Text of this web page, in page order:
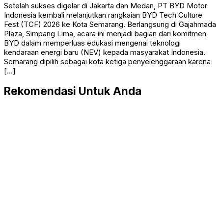
Setelah sukses digelar di Jakarta dan Medan, PT BYD Motor
Indonesia kembali melanjutkan rangkaian BYD Tech Culture
Fest (TCF) 2026 ke Kota Semarang. Berlangsung di Gajahmada
Plaza, Simpang Lima, acara ini menjadi bagian dari komitmen
BYD dalam memperluas edukasi mengenai teknologi
kendaraan energi baru (NEV) kepada masyarakat Indonesia.
Semarang dipilih sebagai kota ketiga penyelenggaraan karena
[…]
Rekomendasi Untuk Anda